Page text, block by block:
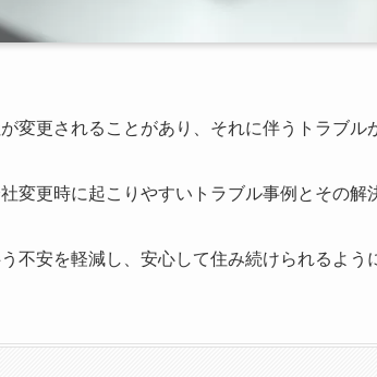
変更されることがあり、それに伴うトラブル
変更時に起こりやすいトラブル事例とその解
不安を軽減し、安心して住み続けられるよう